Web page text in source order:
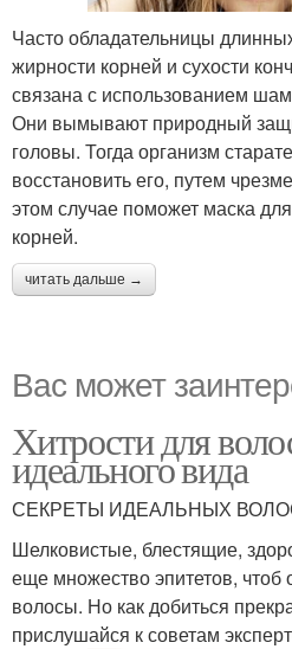
Часто обладательницы
жирности корней и сухости
связана с использованием
Они вымывают природный
головы. Тогда организм
восстановить его, путем
этом случае поможет маска
корней.
читать дальше →
Вас может
Хитрости для
идеального вида
СЕКРЕТЫ ИДЕАЛЬНЫХ
Шелковистые, блестящие,
еще множество эпитетов, чтоб
волосы. Но как добиться
прислушайся к советам